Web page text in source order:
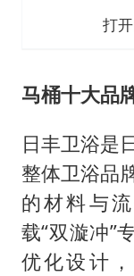
打
马桶十大品
日丰卫浴是
整体卫浴品
的材料与
载“双漩冲”
优化设计